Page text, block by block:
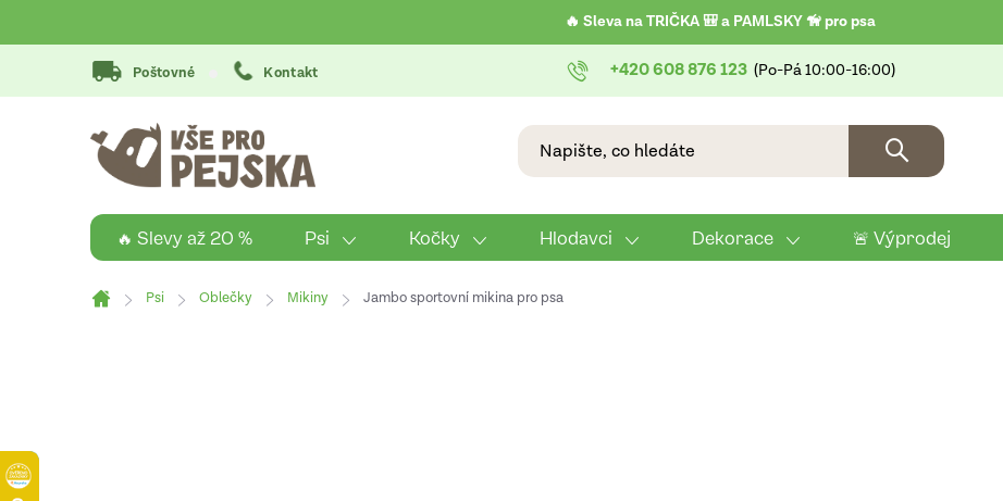
na
🔥 Sleva na TRIČKA 🎒 a PAMLSKY 🦮 pro psa
+420 608 876 123
Poštovné Kontakt
🔥 Slevy až 20 % Psi Kočky Hlodavci Dekorace 🚨 Výprodej
Domů
Psi Oblečky Mikiny Jambo sportovní mikina pro psa